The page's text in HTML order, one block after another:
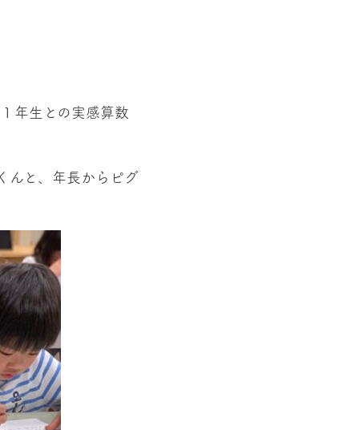
年生との実感算数
んと、年長からピグ